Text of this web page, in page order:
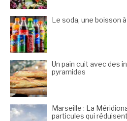
Le soda, une boisson
Un pain cuit avec des
pyramides
Marseille : La
particules qui